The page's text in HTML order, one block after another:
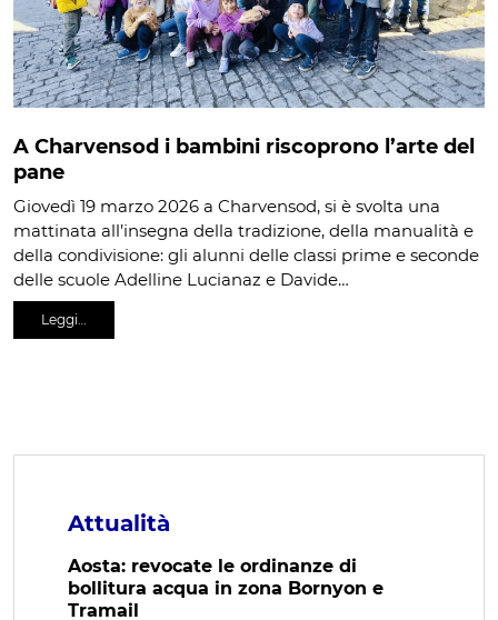
A Charvensod i bambini riscoprono l’arte del
pane
Giovedì 19 marzo 2026 a Charvensod, si è svolta una
mattinata all’insegna della tradizione, della manualità e
della condivisione: gli alunni delle classi prime e seconde
delle scuole Adelline Lucianaz e Davide…
Leggi…
Attualità
Aosta: revocate le ordinanze di
bollitura acqua in zona Bornyon e
Tramail